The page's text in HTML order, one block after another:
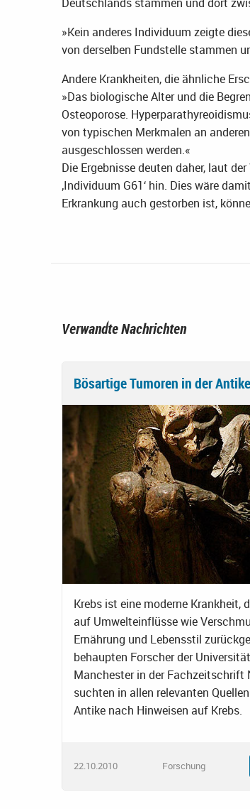
»Kein anderes Individuum zeigte
von derselben Fundstelle stammen
Andere Krankheiten, die ähnliche
»Das biologische Alter und die
Osteoporose.
von typischen Merkmalen an
ausgeschlossen werden.«
Die Ergebnisse deuten daher, laut
‚Individuum G61‘ hin. Dies wäre
Erkrankung auch gestorben ist,
Verwandte Nachrichten
Bösartige Tumoren in der
Krebs ist eine moderne Krankheit,
auf Umwelteinflüsse wie
Ernährung und Lebensstil
behaupten Forscher der Universität
Manchester in der Fachzeitschrift
suchten in allen relevanten
Antike nach Hinweisen auf Krebs.
22.10.2010 Forschung